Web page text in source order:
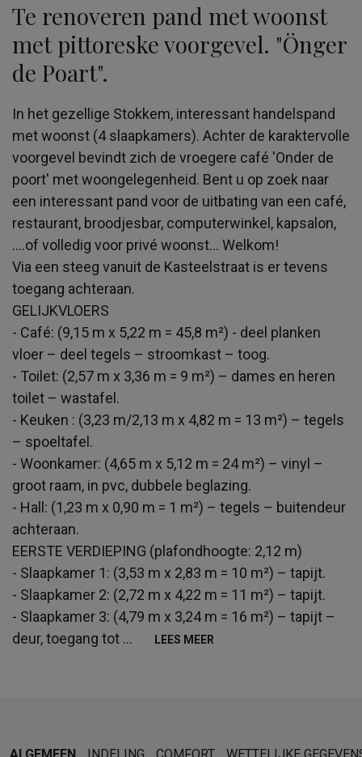
Te renoveren pand met woonst
met pittoreske voorgevel. "Önger
de Poart".
In het gezellige Stokkem, interessant handelspand
met woonst (4 slaapkamers). Achter de karaktervolle
voorgevel bevindt zich de vroegere café 'Onder de
poort' met woongelegenheid. Bent u op zoek naar
een interessant pand voor de uitbating van een café,
restaurant, broodjesbar, computerwinkel, kapsalon,
….of volledig voor privé woonst... Welkom!
Via een steeg vanuit de Kasteelstraat is er tevens
toegang achteraan.
GELIJKVLOERS
- Café: (9,15 m x 5,22 m = 45,8 m²) - deel planken
vloer – deel tegels – stroomkast – toog.
- Toilet: (2,57 m x 3,36 m = 9 m²) – dames en heren
toilet – wastafel.
- Keuken : (3,23 m/2,13 m x 4,82 m = 13 m²) – tegels
– spoeltafel.
- Woonkamer: (4,65 m x 5,12 m = 24 m²) – vinyl –
groot raam, in pvc, dubbele beglazing.
- Hall: (1,23 m x 0,90 m = 1 m²) – tegels – buitendeur
achteraan.
EERSTE VERDIEPING (plafondhoogte: 2,12 m)
- Slaapkamer 1: (3,53 m x 2,83 m = 10 m²) – tapijt.
- Slaapkamer 2: (2,72 m x 4,22 m = 11 m²) – tapijt.
- Slaapkamer 3: (4,79 m x 3,24 m = 16 m²) – tapijt –
deur, toegang tot ... LEES MEER